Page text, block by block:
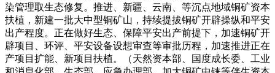
染管理取生态修复。推进、新疆、云南、等沉点地域铜矿资本
扶植，新建一批大中型铜矿山，持续提拔铜矿开辟操纵和平安
出产程度。正在做好生态、保障平安出产前提下，加速铜矿开
辟项目、环评、平安设备设想审查等审批历程，加速推进正在
产项目扩能、新项目扶植。（天然资本部、国度成长委、工业